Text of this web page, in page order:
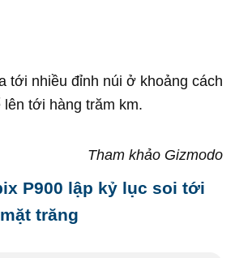
tới nhiều đỉnh núi ở khoảng cách
lên tới hàng trăm km.
Tham khảo Gizmodo​
P900 lập kỷ lục soi tới
trăng